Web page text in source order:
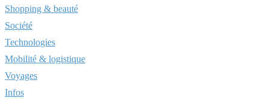
Shopping & beauté
Société
Technologies
Mobilité & logistique
Voyages
Infos